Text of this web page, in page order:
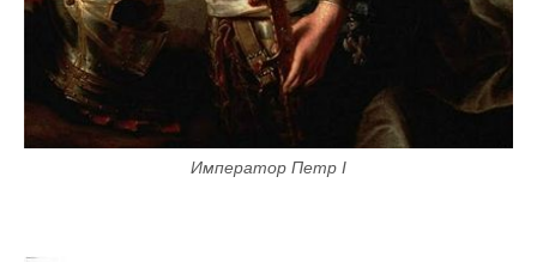
Император Петр I